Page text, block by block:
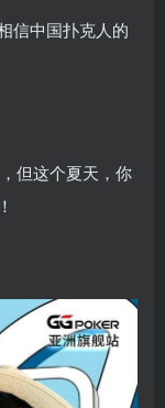
信中国扑克人的
但这个夏天，你